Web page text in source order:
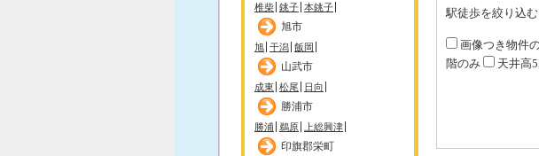
椎柴 銚子 本銚子
旭市
旭 干潟 飯岡
山武市
成東 松尾 日向
勝浦市
勝浦 鵜原 上総興津
印旗郡栄町
駅徒歩を絞り込
画像つき物件
階のみ
天井高